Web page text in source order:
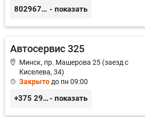
80296723773 вел., 80336763773 life:) - показать
Автосервис 325
Минск, пр. Машерова 25 (заезд с
Киселева, 34)
Закрыто до пн 09:00
+375 29 124-78-73, +375 33 354-78-73- показать